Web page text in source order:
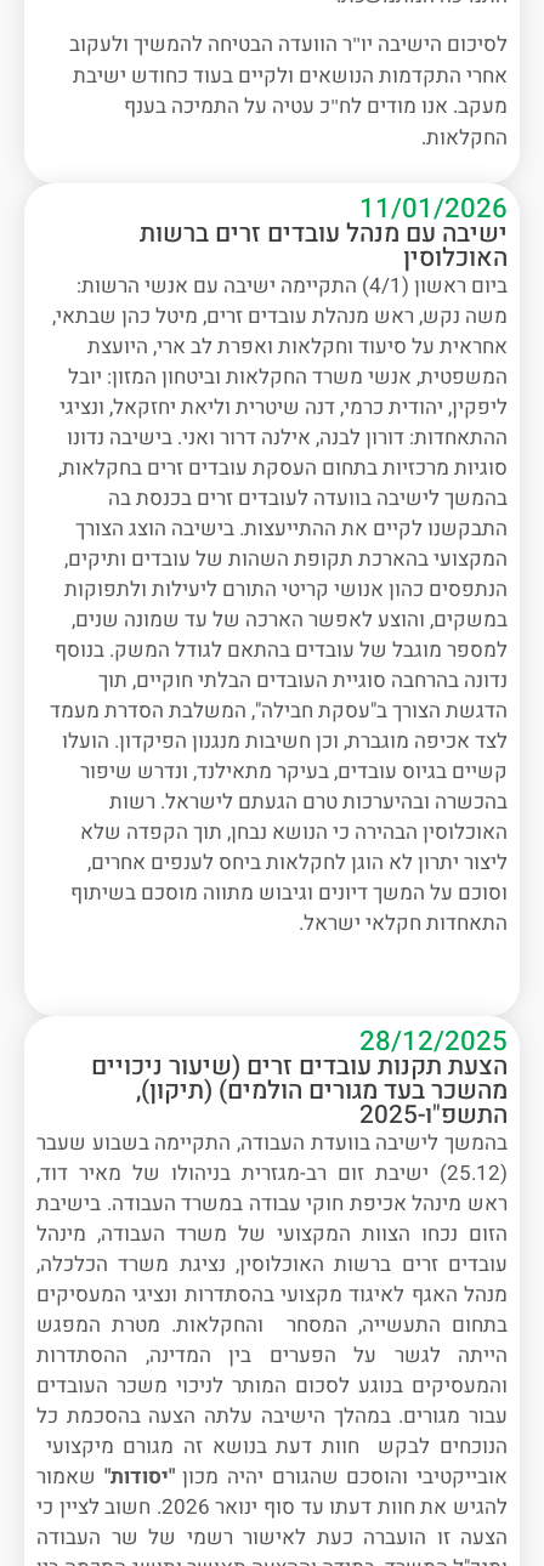
לסיכום הישיבה יו"ר הוועדה הבטיחה להמשיך ולעקוב
אחרי התקדמות הנושאים ולקיים בעוד כחודש ישיבת
מעקב. אנו מודים לח"כ עטיה על התמיכה בענף
החקלאות.
11/01/2026
ישיבה עם מנהל עובדים זרים ברשות
האוכלוסין
ביום ראשון (4/1) התקיימה ישיבה עם אנשי הרשות:
משה נקש, ראש מנהלת עובדים זרים, מיטל כהן שבתאי,
אחראית על סיעוד וחקלאות ואפרת לב ארי, היועצת
המשפטית, אנשי משרד החקלאות וביטחון המזון: יובל
ליפקין, יהודית כרמי, דנה שיטרית וליאת יחזקאל, ונציגי
ההתאחדות: דורון לבנה, אילנה דרור ואני. בישיבה נדונו
סוגיות מרכזיות בתחום העסקת עובדים זרים בחקלאות,
בהמשך לישיבה בוועדה לעובדים זרים בכנסת בה
התבקשנו לקיים את ההתייעצות. בישיבה הוצג הצורך
המקצועי בהארכת תקופת השהות של עובדים ותיקים,
הנתפסים כהון אנושי קריטי התורם ליעילות ולתפוקות
במשקים, והוצע לאפשר הארכה של עד שמונה שנים,
למספר מוגבל של עובדים בהתאם לגודל המשק. בנוסף
נדונה בהרחבה סוגיית העובדים הבלתי חוקיים, תוך
הדגשת הצורך ב"עסקת חבילה", המשלבת הסדרת מעמד
לצד אכיפה מוגברת, וכן חשיבות מנגנון הפיקדון. הועלו
קשיים בגיוס עובדים, בעיקר מתאילנד, ונדרש שיפור
בהכשרה ובהיערכות טרם הגעתם לישראל. רשות
האוכלוסין הבהירה כי הנושא נבחן, תוך הקפדה שלא
ליצור יתרון לא הוגן לחקלאות ביחס לענפים אחרים,
וסוכם על המשך דיונים וגיבוש מתווה מוסכם בשיתוף
התאחדות חקלאי ישראל.
28/12/2025
הצעת תקנות עובדים זרים (שיעור ניכויים
מהשכר בעד מגורים הולמים) (תיקון),
התשפ"ו-2025
בהמשך לישיבה בוועדת העבודה, התקיימה בשבוע שעבר
(25.12) ישיבת זום רב-מגזרית בניהולו של מאיר דוד,
ראש מינהל אכיפת חוקי עבודה במשרד העבודה. בישיבת
הזום נכחו הצוות המקצועי של משרד העבודה, מינהל
עובדים זרים ברשות האוכלוסין, נציגת משרד הכלכלה,
מנהל האגף לאיגוד מקצועי בהסתדרות ונציגי המעסיקים
בתחום התעשייה, המסחר והחקלאות. מטרת המפגש
הייתה לגשר על הפערים בין המדינה, ההסתדרות
והמעסיקים בנוגע לסכום המותר לניכוי משכר העובדים
עבור מגורים. במהלך הישיבה עלתה הצעה בהסכמת כל
הנוכחים לבקש חוות דעת בנושא זה מגורם מיקצועי
אובייקטיבי והוסכם שהגורם יהיה מכון"יסודות" שאמור
להגיש את חוות דעתו עד סוף ינואר 2026. חשוב לציין כי
הצעה זו הועברה כעת לאישור רשמי של שר העבודה